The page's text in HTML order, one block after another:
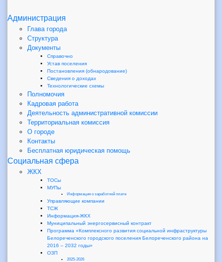
Администрация
Глава города
Структура
Документы
Справочно
Устав поселения
Постановления (обнародование)
Сведения о доходах
Технологические схемы
Полномочия
Кадровая работа
Деятельность административной комиссии
Территориальная комиссия
О городе
Контакты
Бесплатная юридическая помощь
Социальная сфера
ЖКХ
ТОСы
МУПы
Информация о заработной плате
Управляющие компании
ТСЖ
Информация-ЖКХ
Муниципальный энергосервисный контракт
Программа «Комплексного развития социальной инфраструктуры
Белореченского городского поселения Белореченского района на
2016 – 2032 годы»
ОЗП
2025-2026